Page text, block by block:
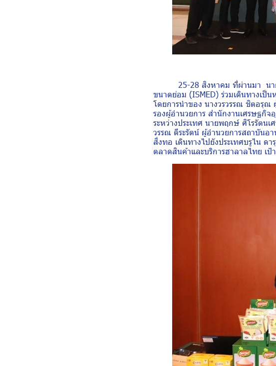
25-28 สิงหาคม ที่ผ่านมา นายพิ
ขนาดย่อม (ISMED) ร่วมเดินทางเป็
โดยการนำของ นางวรวรรณ ชิตอรุณ
รองผู้อำนวยการ สำนักงานเศรษฐกิ
ระหว่างประเทศ นายพฤกษ์ ศิโรรัตน
วรรณ ตีระรัตน์ ผู้อำนวยการสถาบัน
สิ่งทอ เดินทางไปยังประเทศบรูไน ด
ตลาดสินค้าและบริการฮาลาลไทย เ